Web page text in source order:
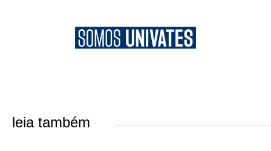
leia também